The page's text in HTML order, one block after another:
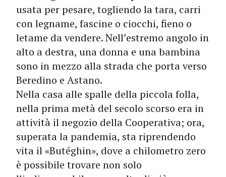
usata per pesare, togliendo la tara, carri
con legname, fascine o ciocchi, fieno o
letame da vendere. Nell’estremo angolo in
alto a destra, una donna e una bambina
sono in mezzo alla strada che porta verso
Beredino e Astano.
Nella casa alle spalle della piccola folla,
nella prima metà del secolo scorso era in
attività il negozio della Cooperativa; ora,
superata la pandemia, sta riprendendo
vita il «Butéghin», dove a chilometro zero
è possibile trovare non solo